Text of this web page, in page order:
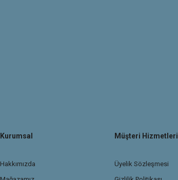
Kurumsal
Hakkımızda
Müşteri Hizmetleri
Üyelik Sözleşmesi